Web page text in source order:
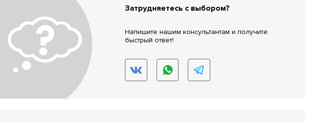
Затрудняетесь с выбором?
Напишите нашим консультантам и получите
быстрый ответ!